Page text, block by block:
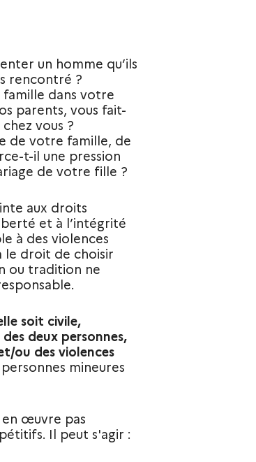
un homme qu’ils
rencontré ?
famille dans votre
parents, vous fait-
vous ?
de votre famille, de
t-il une pression
de votre fille ?
aux droits
et à l’intégrité
à des violences
le droit de choisir
ou tradition ne
soit civile,
deux personnes,
ou des violences
mineures
œuvre pas
Il peut s'agir :